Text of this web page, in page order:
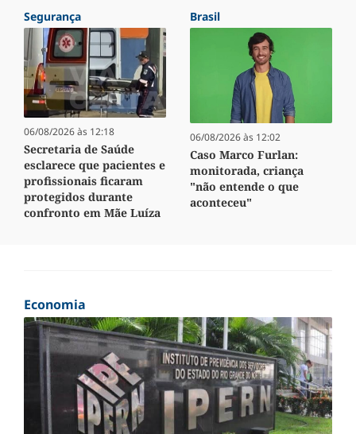
Segurança
06/08/2026 às 12:18
Secretaria de Saúde
esclarece que pacientes e
profissionais ficaram
protegidos durante
confronto em Mãe Luíza
Brasil
06/08/2026 às 12:02
Caso Marco Furlan:
monitorada, criança
"não entende o que
aconteceu"
Economia